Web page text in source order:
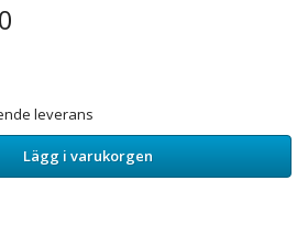
leverans
Lägg i varukorgen